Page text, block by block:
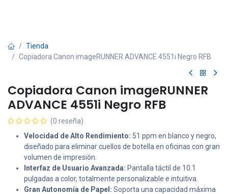
Tienda
Copiadora Canon imageRUNNER ADVANCE 4551i Negro RFB
Copiadora Canon imageRUNNER
ADVANCE 4551i Negro RFB
(0 reseña)
Velocidad de Alto Rendimiento: 51 ppm en blanco y negro,
diseñado para eliminar cuellos de botella en oficinas con gran
volumen de impresión.
Interfaz de Usuario Avanzada: Pantalla táctil de 10.1
pulgadas a color, totalmente personalizable e intuitiva.
Gran Autonomía de Papel: Soporta una capacidad máxima